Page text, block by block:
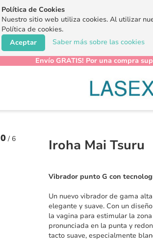
Política de Cookies
Nuestro sitio web utiliza cookies. Al utilizar
Política de cookies.
Saber más sobre las cookies
Aceptar
Envío GRATIS! Por una compra
0 / 6 Iroha Mai Tsuru
Vibrador punto G con
Un nuevo vibrador de gama
elegante y suave. Con un
la vagina para estimular la
pronunciada en la punta y
tacto suave, especialmente